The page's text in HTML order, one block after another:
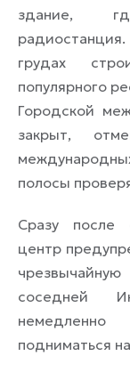
здание,
грудах
популярного
Городской
закрыт,
полосы
Сразу после
центр
соседней
подниматься